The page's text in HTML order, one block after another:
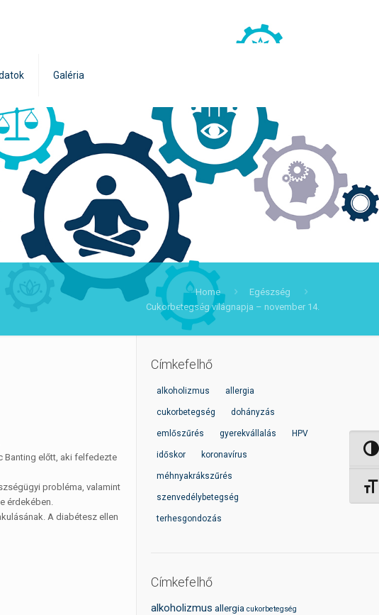
Galéria
Home
Egészség
Cukorbetegség világnapja – november 14.
Banting előtt, aki felfedezte
probléma, valamint
érdekében.
A diabétesz ellen
Címkefelhő
alkoholizmus allergia
cukorbetegség dohányzás
emlőszűrés gyerekvállalás HPV
időskor koronavírus
méhnyakrákszűrés
szenvedélybetegség
terhesgondozás
Címkefelhő
alkoholizmus allergia cukorbetegség